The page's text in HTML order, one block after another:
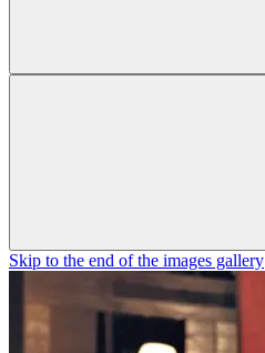
Skip to the end of the images gallery